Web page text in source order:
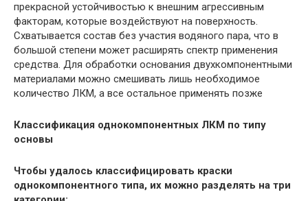
прекрасной устойчивостью к внешним агрессивным
факторам, которые воздействуют на поверхность.
Схватывается состав без участия водяного пара, что в
большой степени может расширять спектр применения
средства. Для обработки основания двухкомпонентными
материалами можно смешивать лишь необходимое
количество ЛКМ, а все остальное применять позже
Классификация однокомпонентных ЛКМ по типу
основы
Чтобы удалось классифицировать краски
однокомпонентного типа, их можно разделять на три